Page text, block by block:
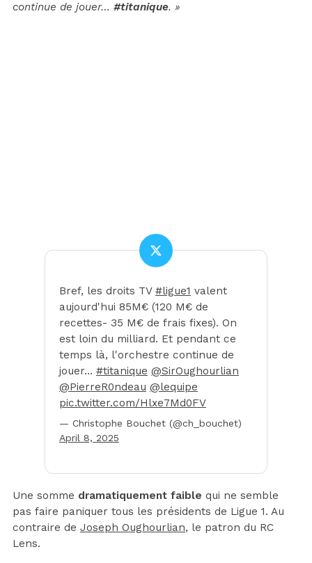
continue de jouer… #titanique. »
Bref, les droits TV #ligue1 valent
aujourd'hui 85M€ (120 M€ de
recettes- 35 M€ de frais fixes). On
est loin du milliard. Et pendant ce
temps là, l'orchestre continue de
jouer… #titanique @SirOughourlian
@PierreR0ndeau @lequipe
pic.twitter.com/Hlxe7Md0FV
— Christophe Bouchet (@ch_bouchet)
April 8, 2025
Une somme dramatiquement faible qui ne semble
pas faire paniquer tous les présidents de Ligue 1. Au
contraire de Joseph Oughourlian, le patron du RC
Lens.